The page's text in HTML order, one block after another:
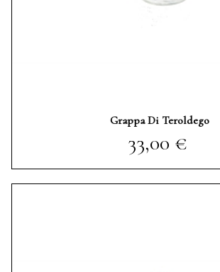
Grappa Di Teroldego
Prezzo
33,00 €